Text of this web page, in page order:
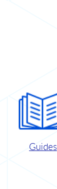
Guides